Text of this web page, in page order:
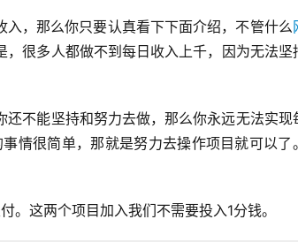
，那么你只要认真看下下面介绍，不管什么
很多人都做不到每日收入上千，因为无法坚
不能坚持和努力去做，那么你永远无法实现
情很简单，那就是努力去操作项目就可以了
这两个项目加入我们不需要投入1分钱。